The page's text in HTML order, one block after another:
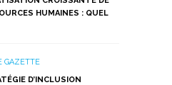
HUMAINES : QUEL
GAZETTE
D’INCLUSION